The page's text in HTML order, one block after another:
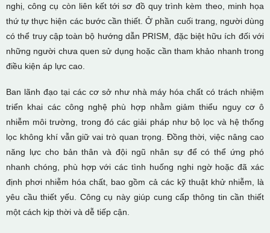
nghị, công cụ còn liên kết tới sơ đồ quy trình kèm theo, minh họa
thứ tự thực hiện các bước cần thiết. Ở phần cuối trang, người dùng
có thể truy cập toàn bộ hướng dẫn PRISM, đặc biệt hữu ích đối với
những người chưa quen sử dụng hoặc cần tham khảo nhanh trong
điều kiện áp lực cao.
Ban lãnh đạo tại các cơ sở như nhà máy hóa chất có trách nhiệm
triển khai các công nghệ phù hợp nhằm giảm thiểu nguy cơ ô
nhiễm môi trường, trong đó các giải pháp như bộ lọc và hệ thống
lọc không khí vẫn giữ vai trò quan trọng. Đồng thời, việc nâng cao
năng lực cho bản thân và đội ngũ nhân sự để có thể ứng phó
nhanh chóng, phù hợp với các tình huống nghi ngờ hoặc đã xác
định phơi nhiễm hóa chất, bao gồm cả các kỹ thuật khử nhiễm, là
yêu cầu thiết yếu. Công cụ này giúp cung cấp thông tin cần thiết
một cách kịp thời và dễ tiếp cận.